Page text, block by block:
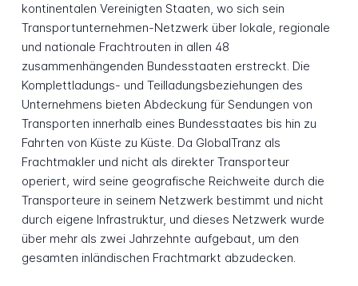
kontinentalen Vereinigten Staaten, wo sich sein
Transportunternehmen-Netzwerk über lokale, regionale
und nationale Frachtrouten in allen 48
zusammenhängenden Bundesstaaten erstreckt. Die
Komplettladungs- und Teilladungsbeziehungen des
Unternehmens bieten Abdeckung für Sendungen von
Transporten innerhalb eines Bundesstaates bis hin zu
Fahrten von Küste zu Küste. Da GlobalTranz als
Frachtmakler und nicht als direkter Transporteur
operiert, wird seine geografische Reichweite durch die
Transporteure in seinem Netzwerk bestimmt und nicht
durch eigene Infrastruktur, und dieses Netzwerk wurde
über mehr als zwei Jahrzehnte aufgebaut, um den
gesamten inländischen Frachtmarkt abzudecken.